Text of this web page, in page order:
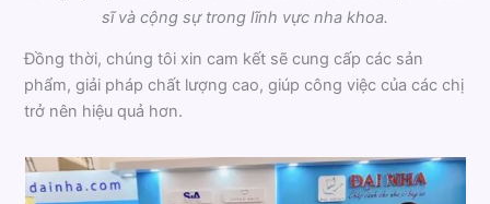
sĩ và cộng sự trong lĩnh vực nha khoa.
Đồng thời, chúng tôi xin cam kết sẽ cung cấp các sản
phẩm, giải pháp chất lượng cao, giúp công việc của các chị
trở nên hiệu quả hơn.